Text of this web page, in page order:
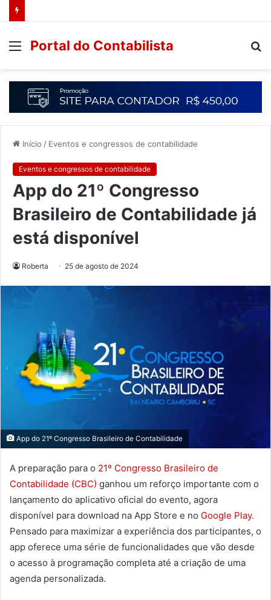
Portal do Contabilista
Início / Eventos e congressos de contabilidade
Eventos e congressos de contabilidade
App do 21º Congresso
Brasileiro de Contabilidade já
está disponível
Roberta 25 de agosto de 2024
App do 21º Congresso Brasileiro de Contabilidade
A preparação para o 21º Congresso Brasileiro de
Contabilidade (CBC) ganhou um reforço importante com o
lançamento do aplicativo oficial do evento, agora
disponível para download na App Store e no Google Play.
Pensado para maximizar a experiência dos participantes, o
app oferece uma série de funcionalidades que vão desde
o acesso à programação completa até a criação de uma
agenda personalizada.